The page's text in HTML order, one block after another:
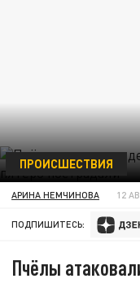
ПРОИСШЕСТВИЯ
АРИНА НЕМЧИНОВА 12
ПОДПИШИТЕСЬ:
Пчёлы